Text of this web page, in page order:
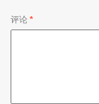
评论 *